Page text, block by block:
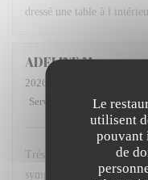
Le
utilisent
pouvant
de
dressé une table à l
ADELINEM
2026-07-26
Service
Ambiance: 5
Très bon restaurant où
sympathique repas